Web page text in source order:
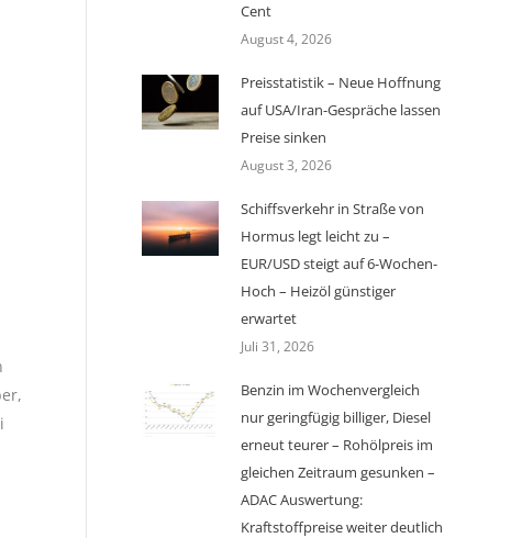
Cent
August 4, 2026
Preisstatistik – Neue Hoffnung
auf USA/Iran-Gespräche lassen
Preise sinken
August 3, 2026
Schiffsverkehr in Straße von
Hormus legt leicht zu –
EUR/USD steigt auf 6-Wochen-
Hoch – Heizöl günstiger
erwartet
Juli 31, 2026
Benzin im Wochenvergleich
nur geringfügig billiger, Diesel
erneut teurer – Rohölpreis im
gleichen Zeitraum gesunken –
ADAC Auswertung:
Kraftstoffpreise weiter deutlich